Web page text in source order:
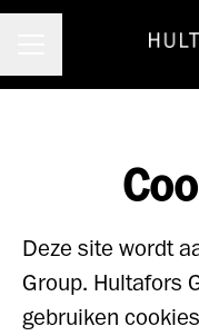
Deze site wordt
Group. Hultafors
gebruiken